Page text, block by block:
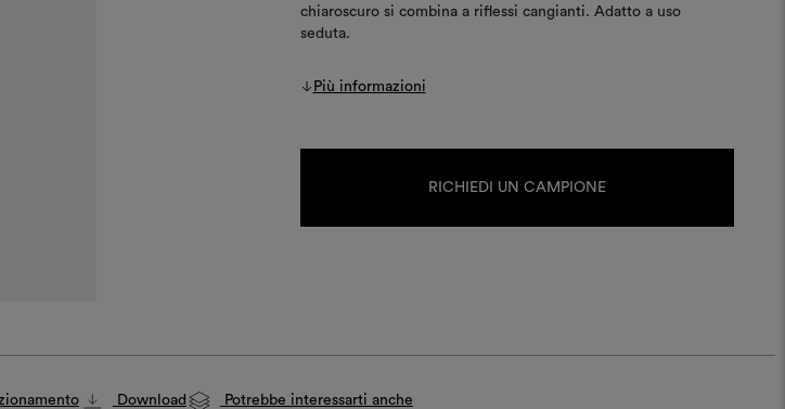
chiaroscuro si combina a riflessi cangianti. Adatto a uso
seduta.
Più informazioni
RICHIEDI UN CAMPIONE
Download Potrebbe interessarti anche